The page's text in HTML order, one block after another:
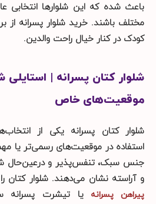
باعث شده که این شلوارها انتخابی
مختلف باشند. خرید شلوار پسرانه از
کودک در کنار خیال راحت والدین.
شلوار کتان پسرانه |
موقعیت‌های خاص
شلوار کتان پسرانه یکی از
استفاده در موقعیت‌های رسمی‌تر یا
جنس سبک، تنفس‌پذیر و درعین‌حال
و آراسته نشان می‌دهند. شلوار کتان
پیراهن پسرانه یا تیشرت